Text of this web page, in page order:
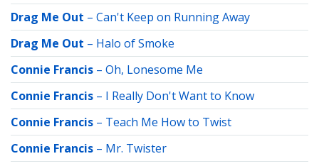
Drag Me Out – Can't Keep on Running Away
Drag Me Out – Halo of Smoke
Connie Francis – Oh, Lonesome Me
Connie Francis – I Really Don't Want to Know
Connie Francis – Teach Me How to Twist
Connie Francis – Mr. Twister